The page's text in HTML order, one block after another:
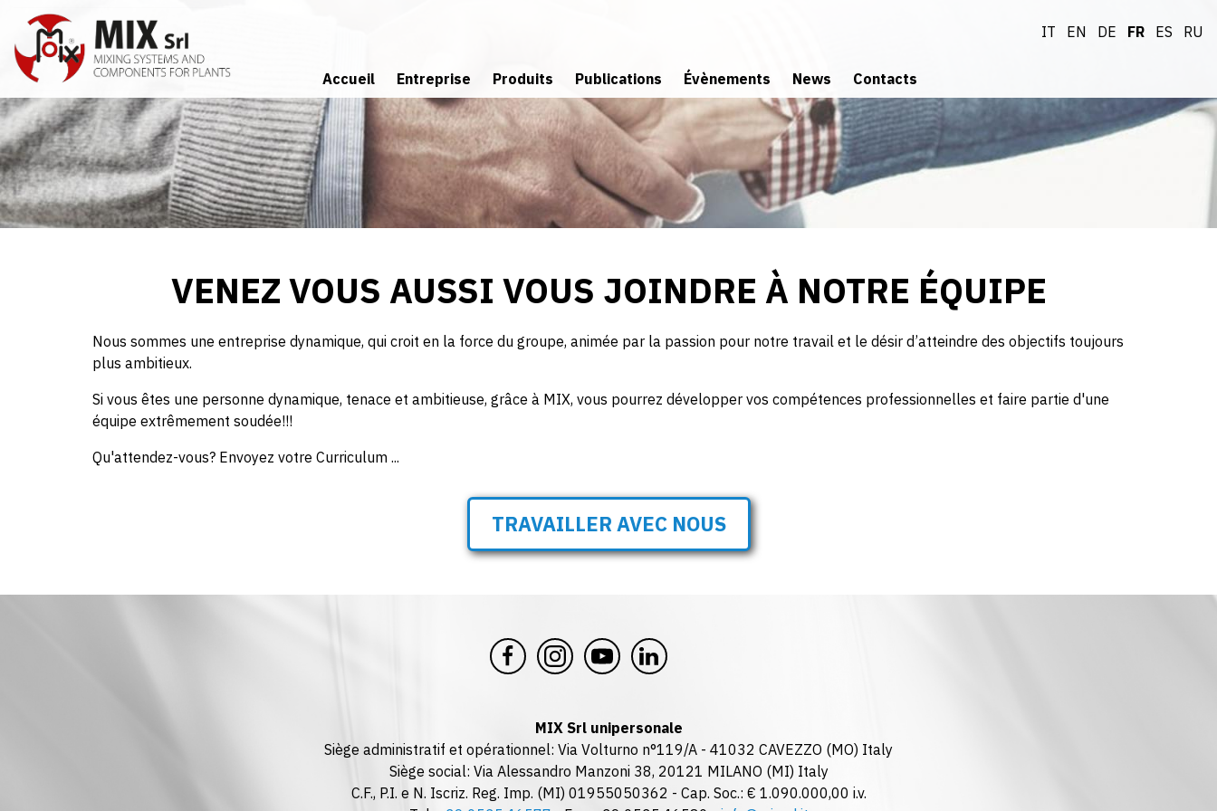
contenu
principal
Accueil Entreprise
Mission
Certificats et Conditions de vente
Histoire
Filiale
Produits
Mélange
Filtration
Vannes
Surveillance
Extraction
Publications Évènements News Contacts
Demande d'informations
Venez vous aussi vous joindre à notre équipe
IT EN DE FR ES RU
VENEZ VOUS AUSSI VOUS JOINDRE À NOTRE ÉQUIPE
Nous sommes une entreprise dynamique, qui croit en la force du groupe, animée par la passion pour notre travail et le désir d’atteindre des objectifs toujours
plus ambitieux.
Si vous êtes une personne dynamique, tenace et ambitieuse, grâce à MIX, vous pourrez développer vos compétences professionnelles et faire partie d'une
équipe extrêmement soudée!!!
Qu'attendez-vous? Envoyez votre Curriculum ...
TRAVAILLER AVEC NOUS
MIX Srl unipersonale
Siège administratif et opérationnel: Via Volturno n°119/A - 41032 CAVEZZO (MO) Italy
Siège social: Via Alessandro Manzoni 38, 20121 MILANO (MI) Italy
C.F., P.I. e N. Iscriz. Reg. Imp. (MI) 01955050362 - Cap. Soc.: € 1.090.000,00 i.v.